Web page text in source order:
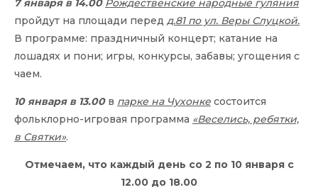
7 января в 14.00 Рождественские народные гуляния
пройдут на площади перед д.81 по ул. Веры Слуцкой.
В программе: праздничный концерт; катание на
лошадях и пони; игры, конкурсы, забавы; угощения с
чаем.
10 января в 13.00в парке на Чухонке состоится
фольклорно-игровая программа «Веселись, ребятки,
в Святки».
Отмечаем, что каждый день со 2 по 10 января с
12.00 до 18.00